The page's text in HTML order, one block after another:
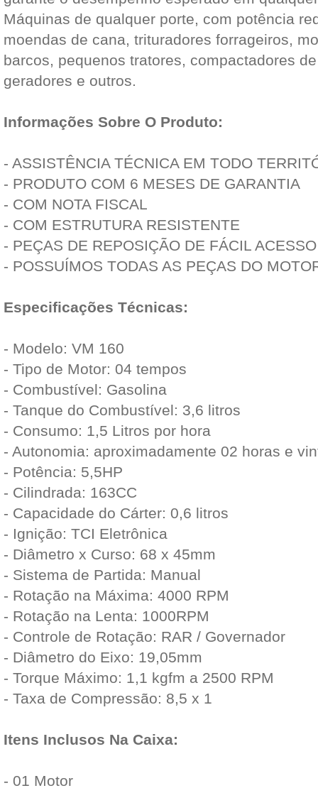
Máquinas de qualquer porte, com potência
moendas de cana, trituradores forrageiros,
barcos, pequenos tratores, compactadores
geradores e outros.
Informações Sobre O Produto:
- ASSISTÊNCIA TÉCNICA EM TODO
- PRODUTO COM 6 MESES DE GARANTIA
- COM NOTA FISCAL
- COM ESTRUTURA RESISTENTE
- PEÇAS DE REPOSIÇÃO DE FÁCIL ACESSO
- POSSUÍMOS TODAS AS PEÇAS DO
Especificações Técnicas:
- Modelo: VM 160
- Tipo de Motor: 04 tempos
- Combustível: Gasolina
- Tanque do Combustível: 3,6 litros
- Consumo: 1,5 Litros por hora
- Autonomia: aproximadamente 02 horas e
- Potência: 5,5HP
- Cilindrada: 163CC
- Capacidade do Cárter: 0,6 litros
- Ignição: TCI Eletrônica
- Diâmetro x Curso: 68 x 45mm
- Sistema de Partida: Manual
- Rotação na Máxima: 4000 RPM
- Rotação na Lenta: 1000RPM
- Controle de Rotação: RAR / Governador
- Diâmetro do Eixo: 19,05mm
- Torque Máximo: 1,1 kgfm a 2500 RPM
- Taxa de Compressão: 8,5 x 1
Itens Inclusos Na Caixa:
- 01 Motor